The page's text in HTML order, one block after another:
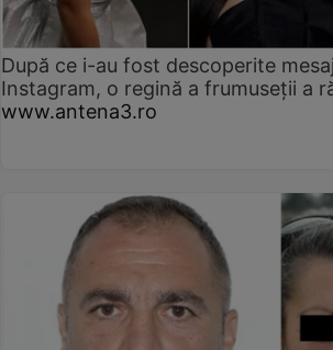
După ce i-au fost descoperite
Instagram, o regină a frumuseții a
www.antena3.ro